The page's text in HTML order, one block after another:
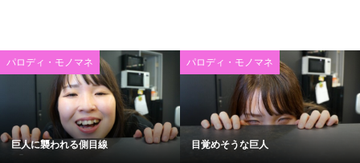
パロディ・モノマネ
巨人に襲われる側目線
パロディ・モノマネ
目覚めそうな巨人